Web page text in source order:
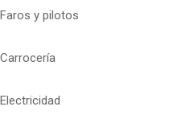
Faros y pilotos
Carrocería
Electricidad